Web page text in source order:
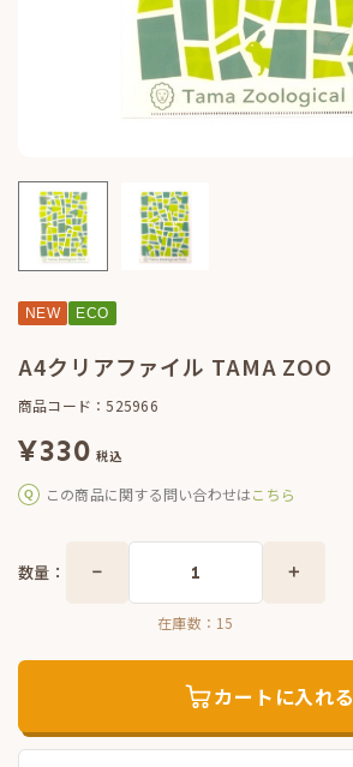
NEW ECO
A4クリアファイル TAMA ZOO
商品コード：525966
¥330 税込
この商品に関する問い合わせはこちら
数量：
在庫数： 15
カートに入れる